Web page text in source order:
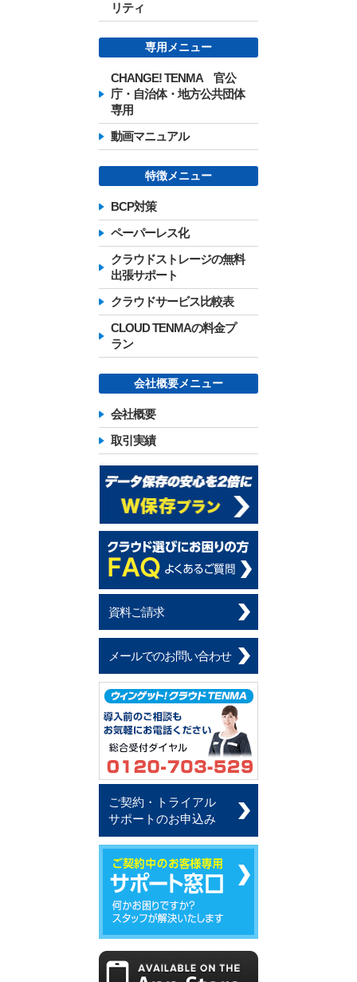
リティ
専用メニュー
CHANGE! TENMA 官公
庁・自治体・地方公共団体
専用
動画マニュアル
特徴メニュー
BCP対策
ペーパーレス化
クラウドストレージの無料
出張サポート
クラウドサービス比較表
CLOUD TENMAの料金プ
ラン
会社概要メニュー
会社概要
取引実績
資料ご請求
メールでのお問い合わせ
ご契約・トライアル
サポートのお申込み